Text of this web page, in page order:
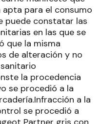
para el consumo
puede constatar las
en las que se
que la misma
de alteración y no
la procedencia
se procedió a la
a la
se procedió a